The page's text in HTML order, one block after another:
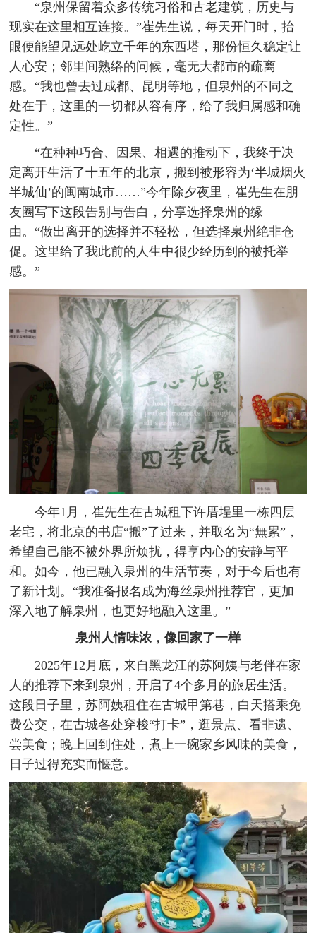
“泉州保留着众多传统习俗和古老建筑，历史与
现实在这里相互连接。”崔先生说，每天开门时，抬
眼便能望见远处屹立千年的东西塔，那份恒久稳定让
人心安；邻里间熟络的问候，毫无大都市的疏离
感。“我也曾去过成都、昆明等地，但泉州的不同之
处在于，这里的一切都从容有序，给了我归属感和确
定性。”
“在种种巧合、因果、相遇的推动下，我终于决
定离开生活了十五年的北京，搬到被形容为‘半城烟火
半城仙’的闽南城市……”今年除夕夜里，崔先生在朋
友圈写下这段告别与告白，分享选择泉州的缘
由。“做出离开的选择并不轻松，但选择泉州绝非仓
促。这里给了我此前的人生中很少经历到的被托举
感。”
今年1月，崔先生在古城租下许厝埕里一栋四层
老宅，将北京的书店“搬”了过来，并取名为“無累”，
希望自己能不被外界所烦扰，得享内心的安静与平
和。如今，他已融入泉州的生活节奏，对于今后也有
了新计划。“我准备报名成为海丝泉州推荐官，更加
深入地了解泉州，也更好地融入这里。”
泉州人情味浓，像回家了一样
2025年12月底，来自黑龙江的苏阿姨与老伴在家
人的推荐下来到泉州，开启了4个多月的旅居生活。
这段日子里，苏阿姨租住在古城甲第巷，白天搭乘免
费公交，在古城各处穿梭“打卡”，逛景点、看非遗、
尝美食；晚上回到住处，煮上一碗家乡风味的美食，
日子过得充实而惬意。